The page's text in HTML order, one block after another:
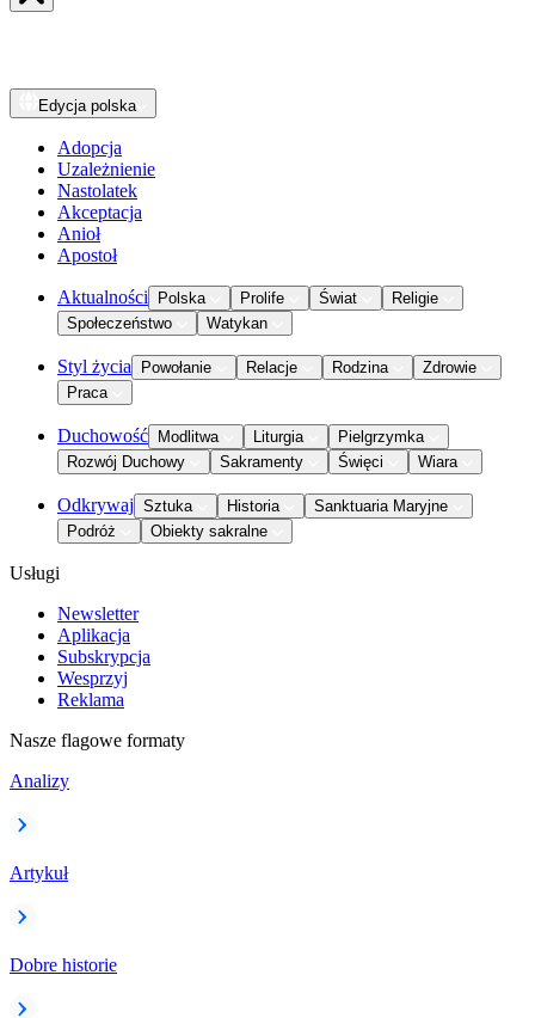
Edycja polska
Adopcja
Uzależnienie
Nastolatek
Akceptacja
Anioł
Apostoł
Aktualności Polska Prolife Świat
Religie
Społeczeństwo
Watykan
Styl życia Powołanie Relacje Rodzina
Zdrowie
Praca
Duchowość Modlitwa Liturgia
Pielgrzymka
Rozwój Duchowy
Sakramenty Święci Wiara
Odkrywaj Sztuka Historia
Sanktuaria Maryjne
Podróż
Obiekty sakralne
Usługi
Newsletter
Aplikacja
Subskrypcja
Wesprzyj
Reklama
Nasze flagowe formaty
Analizy
Artykuł
Dobre historie